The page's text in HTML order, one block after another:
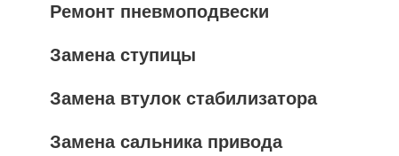
Ремонт пневмоподвески
Замена ступицы
Замена втулок стабилизатора
Замена сальника привода